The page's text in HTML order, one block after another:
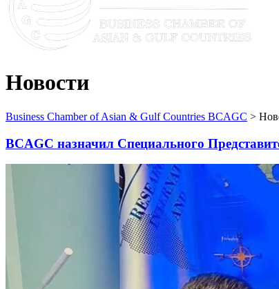
Новости
Business Chamber of Asian & Gulf Countries BCAGC >
BCAGC назначил Специального